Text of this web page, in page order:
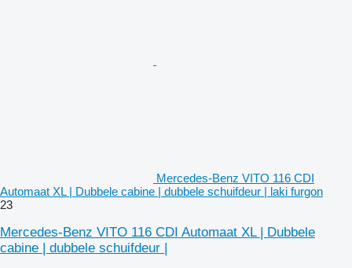
Mercedes-Benz VITO 116 CDI
Automaat XL | Dubbele cabine | dubbele schuifdeur | laki furgon
23
Mercedes-Benz VITO 116 CDI Automaat XL | Dubbele
cabine | dubbele schuifdeur |